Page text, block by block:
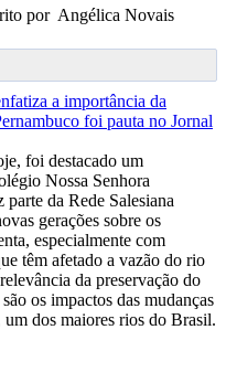
por Angélica Novais
foi destacado um
Nossa Senhora
da Rede Salesiana
gerações sobre os
especialmente com
têm afetado a vazão do rio
da preservação do
os impactos das mudanças
dos maiores rios do Brasil.